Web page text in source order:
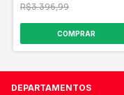
R$3.396,99
DEPARTAMENTOS